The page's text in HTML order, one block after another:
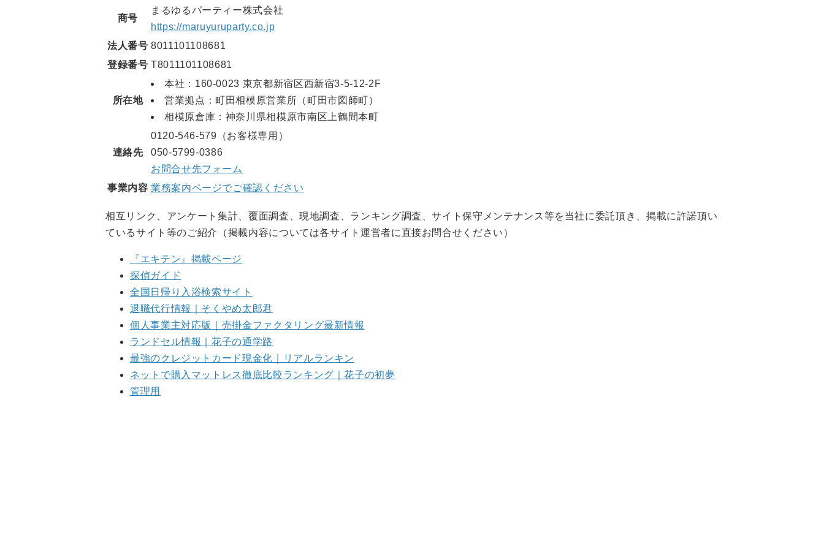
商号
まるゆるパーティー株式会社
https://maruyuruparty.co.jp
法人番号 8011101108681
登録番号 T8011101108681
所在地
本社：160-0023 東京都新宿区西新宿3-5-12-2F
営業拠点：町田相模原営業所（町田市図師町）
相模原倉庫：神奈川県相模原市南区上鶴間本町
連絡先
0120-546-579（お客様専用）
050-5799-0386
お問合せ先フォーム
事業内容 業務案内ページでご確認ください
相互リンク、アンケート集計、覆面調査、現地調査、ランキング調査、サイト保守メンテナンス等を当社に委託頂き、掲載に許諾頂い
ているサイト等のご紹介（掲載内容については各サイト運営者に直接お問合せください）
『エキテン』掲載ページ
探偵ガイド
全国日帰り入浴検索サイト
退職代行情報｜そくやめ太郎君
個人事業主対応版｜売掛金ファクタリング最新情報
ランドセル情報｜花子の通学路
最強のクレジットカード現金化｜リアルランキン
ネットで購入マットレス徹底比較ランキング｜花子の初夢
管理用